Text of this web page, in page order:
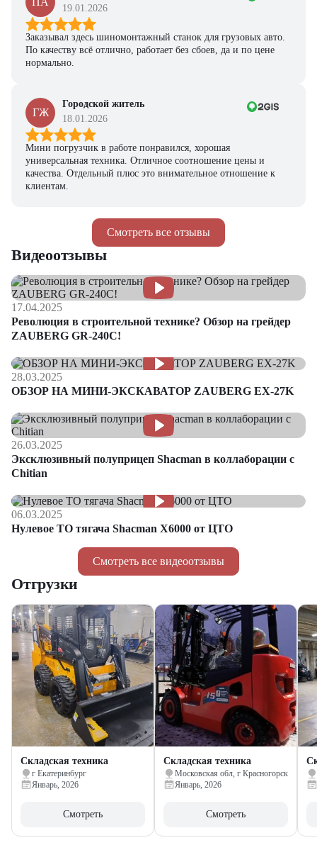
Смотреть все отзывы
19.01.2026
Заказывал здесь шиномонтажный станок для грузовых авто.
По качеству всё отлично, работает без сбоев, да и по цене
нормально.
ГЖ
Городской житель
18.01.2026
Мини погрузчик в работе понравился, хорошая
универсальная техника. Отличное соотношение цены и
качества. Отдельный плюс это внимательное отношение к
клиентам.
Смотреть все видеоотзывы
Видеоотзывы
17.04.2025
Революция в строительной технике? Обзор на грейдер
ZAUBERG GR-240C!
28.03.2025
ОБЗОР НА МИНИ-ЭКСКАВАТОР ZAUBERG EX-27K
26.03.2025
Эксклюзивный полуприцеп Shacman в коллаборации с
Chitian
06.03.2025
Нулевое ТО тягача Shacman Х6000 от ЦТО
Отгрузки
Складская техника
г Екатеринбург
Январь, 2026
Смотреть
Складская техника
Московская обл, г Красногорск
Январь, 2026
Смотреть